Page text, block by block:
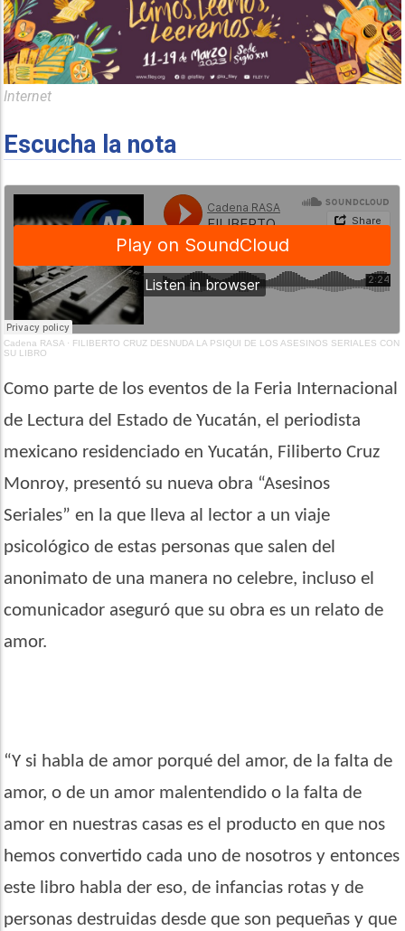
Internet
Escucha la nota
Cadena RASA · FILIBERTO CRUZ DESNUDA LA PSIQUI DE LOS ASESINOS SERIALES CON
SU LIBRO
Como parte de los eventos de la Feria Internacional
de Lectura del Estado de Yucatán, el periodista
mexicano residenciado en Yucatán, Filiberto Cruz
Monroy, presentó su nueva obra “Asesinos
Seriales” en la que lleva al lector a un viaje
psicológico de estas personas que salen del
anonimato de una manera no celebre, incluso el
comunicador aseguró que su obra es un relato de
amor.
“Y si habla de amor porqué del amor, de la falta de
amor, o de un amor malentendido o la falta de
amor en nuestras casas es el producto en que nos
hemos convertido cada uno de nosotros y entonces
este libro habla der eso, de infancias rotas y de
personas destruidas desde que son pequeñas y que